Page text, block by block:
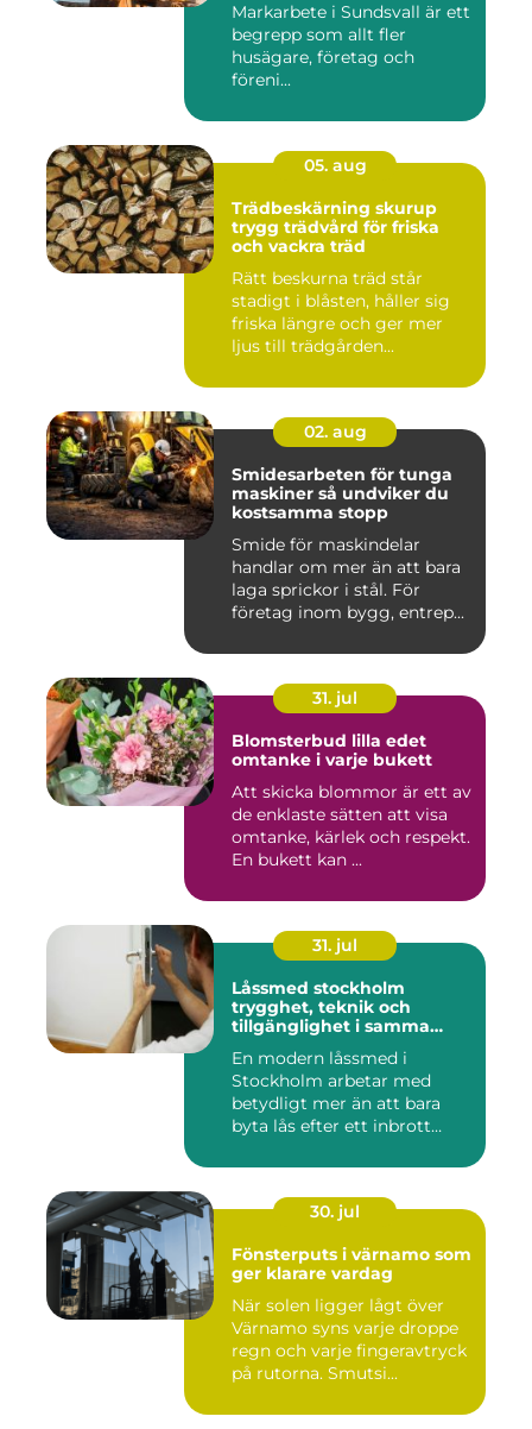
Markarbete i Sundsvall är ett
begrepp som allt fler
husägare, företag och
föreni...
05. aug
Trädbeskärning skurup
trygg trädvård för friska
och vackra träd
Rätt beskurna träd står
stadigt i blåsten, håller sig
friska längre och ger mer
ljus till trädgården...
02. aug
Smidesarbeten för tunga
maskiner så undviker du
kostsamma stopp
Smide för maskindelar
handlar om mer än att bara
laga sprickor i stål. För
företag inom bygg, entrep...
31. jul
Blomsterbud lilla edet
omtanke i varje bukett
Att skicka blommor är ett av
de enklaste sätten att visa
omtanke, kärlek och respekt.
En bukett kan ...
31. jul
Låssmed stockholm
trygghet, teknik och
tillgänglighet i samma
En modern låssmed i
Stockholm arbetar med
betydligt mer än att bara
byta lås efter ett inbrott
30. jul
Fönsterputs i värnamo som
ger klarare vardag
När solen ligger lågt över
Värnamo syns varje droppe
regn och varje fingeravtryck
på rutorna. Smutsi...